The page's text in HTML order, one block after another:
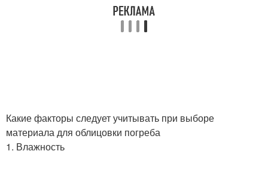
Какие факторы следует учитывать при выборе
материала для облицовки погреба
1. Влажность